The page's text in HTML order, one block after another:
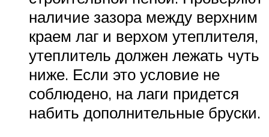
наличие зазора между верхним
краем лаг и верхом утеплителя,
утеплитель должен лежать чуть
ниже. Если это условие не
соблюдено, на лаги придется
набить дополнительные бруски.